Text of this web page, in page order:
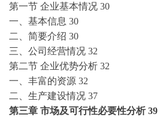
第一节 企业基本情况 30
一、基本信息 30
二、简要介绍 30
三、公司经营情况 32
第二节 企业优势分析 32
一、丰富的资源 32
二、生产建设情况 37
第三章 市场及可行性必要性分析 39